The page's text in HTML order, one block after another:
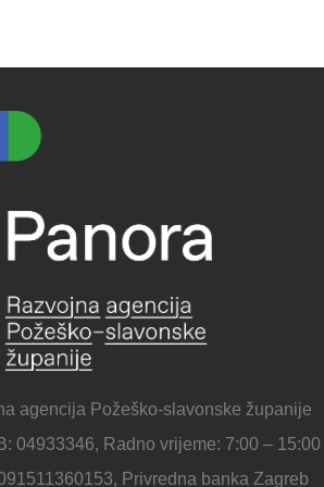
agencija Požeško-slavonske županije
04933346, Radno vrijeme: 7:00 – 15:00
Privredna banka Zagreb